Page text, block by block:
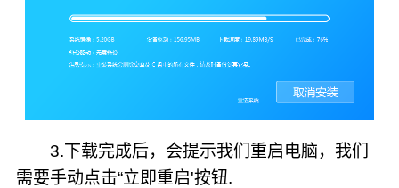
3.下载完成后，会提示我们重启电脑，我们
需要手动点击“立即重启'按钮.